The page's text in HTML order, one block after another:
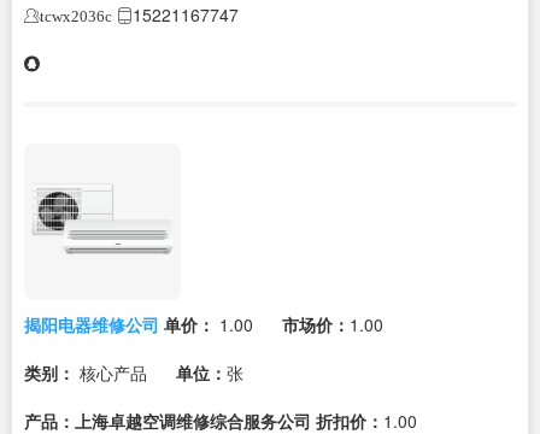
tcwx2036c 15221167747
揭阳电器维修公司 单价： 1.00 市场价： 1.00
类别： 核心产品 单位： 张
产品：上海卓越空调维修综合服务公司 折扣价： 1.00